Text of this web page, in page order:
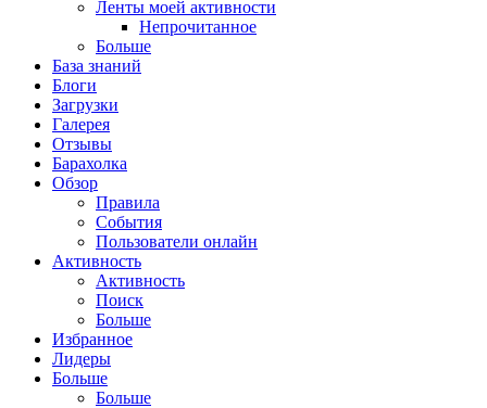
Ленты моей активности
Непрочитанное
Больше
База знаний
Блоги
Загрузки
Галерея
Отзывы
Барахолка
Обзор
Правила
События
Пользователи онлайн
Активность
Активность
Поиск
Больше
Избранное
Лидеры
Больше
Больше